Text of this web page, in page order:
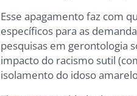
Esse apagamento faz com
específicos para as
pesquisas em gerontologia
impacto do racismo sutil
isolamento do idoso